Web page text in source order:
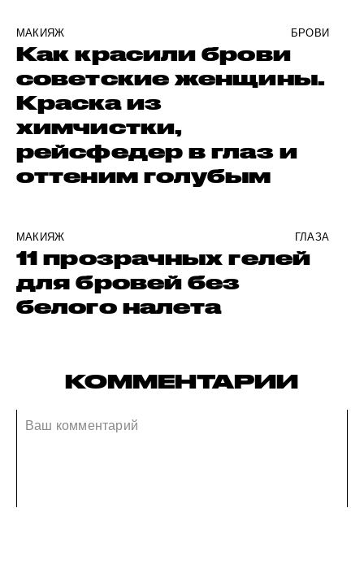
МАКИЯЖ БРОВИ
Как красили брови
советские женщины.
Краска из
химчистки,
рейсфедер в глаз и
оттеним голубым
МАКИЯЖ ГЛАЗА
11 прозрачных гелей
для бровей без
белого налета
КОММЕНТАРИИ